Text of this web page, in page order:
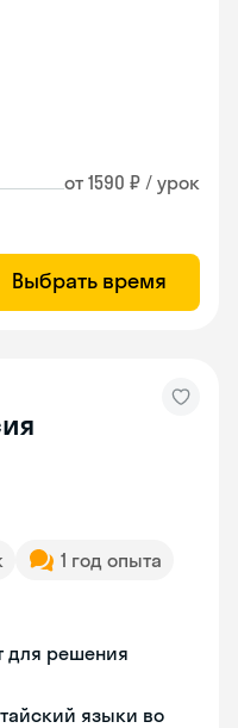
от 1590 ₽ / урок
Выбрать время
1 год опыта
для решения
языки во